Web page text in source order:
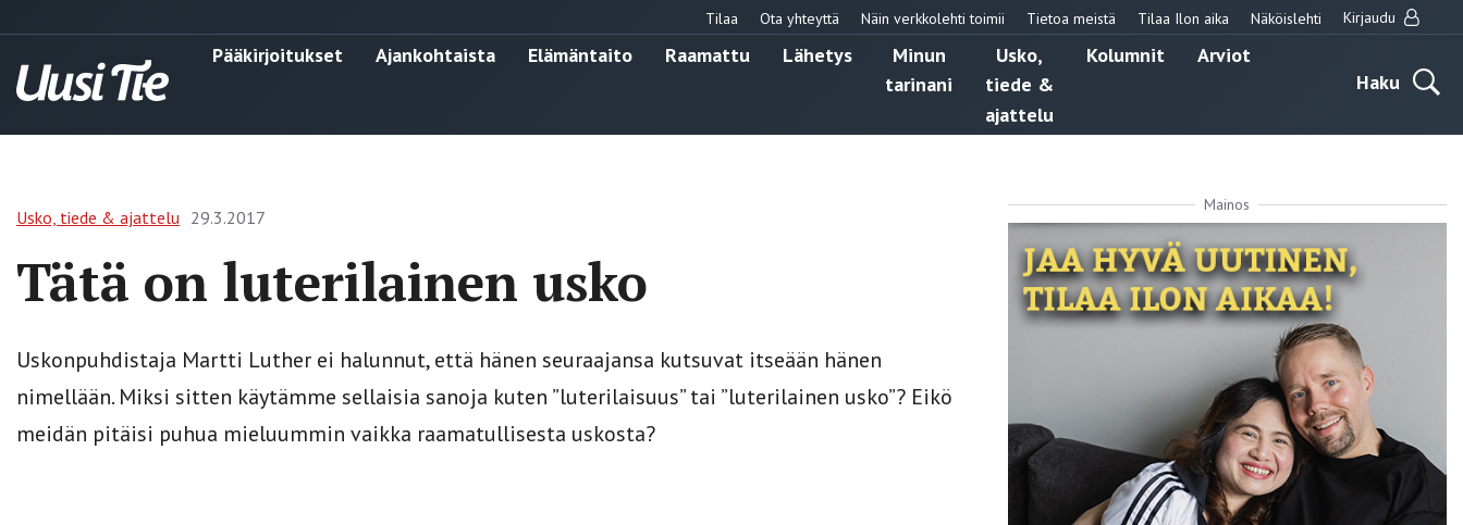
Tilaa Ota yhteyttä Näin verkkolehti toimii Tietoa meistä Tilaa Ilon aika Näköislehti Kirjaudu
Pääkirjoitukset Ajankohtaista Elämäntaito Raamattu Lähetys
Minun
tarinani
Usko,
tiede &
ajattelu
Kolumnit
Arviot
Haku
Usko, tiede & ajattelu 29.3.2017
Tätä on luterilainen usko
Uskonpuhdistaja Martti Luther ei halunnut, että hänen seuraajansa kutsuvat itseään hänen
nimellään. Miksi sitten käytämme sellaisia sanoja kuten ”luterilaisuus” tai ”luterilainen usko”? Eikö
meidän pitäisi puhua mieluummin vaikka raamatullisesta uskosta?
Mainos